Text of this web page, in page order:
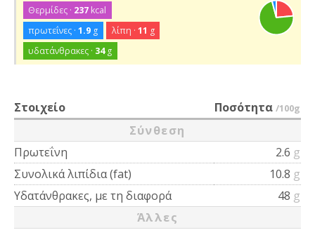
Θερμίδες · 237 kcal
πρωτεΐνες ·1.9 g λίπη · 11 g
υδατάνθρακες · 34g
Στοιχείο Ποσότητα /100g
Σύνθεση
Πρωτεΐνη
2.6 g
Συνολικά λιπίδια (fat)
10.8 g
Υδατάνθρακες, με τη διαφορά
48 g
Άλλες